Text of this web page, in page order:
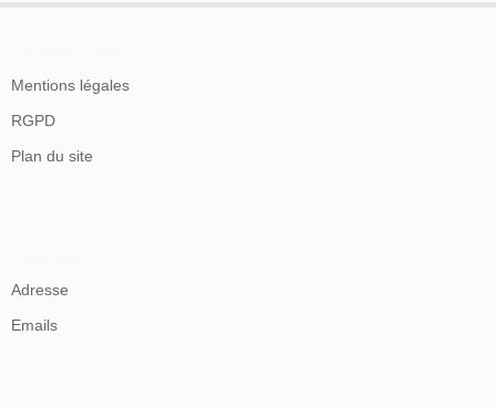
Mentions légales
RGPD
Plan du site
Adresse
Emails